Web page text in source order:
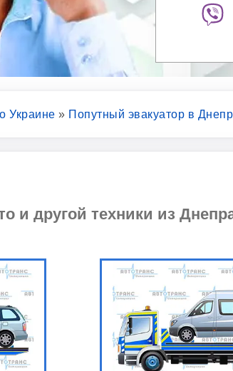
Украине » Попутный эвакуатор в
и другой техники из